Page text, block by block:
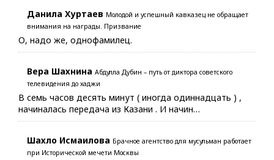
Данила Хуртаев Молодой и успешный кавказец не обращает
внимания на награды. Призвание
О, надо же, однофамилец.
Вера Шахнина Абдулла Дубин – путь от диктора советского
телевидения до хаджи
В семь часов десять минут ( иногда одиннадцать ) ,
начиналась передача из Казани . И начин…
Шахло Исмаилова Брачное агентство для мусульман работает
при Исторической мечети Москвы